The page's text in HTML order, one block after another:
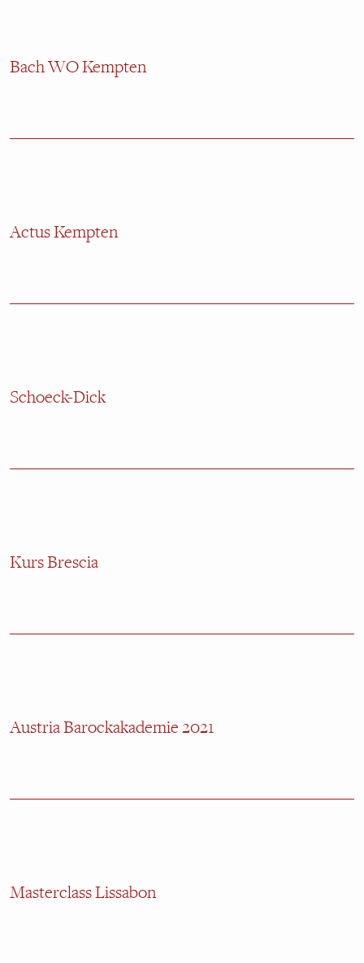
Bach WO Kempten
Actus Kempten
Schoeck-Dick
Kurs Brescia
Austria Barockakademie 2021
Masterclass Lissabon